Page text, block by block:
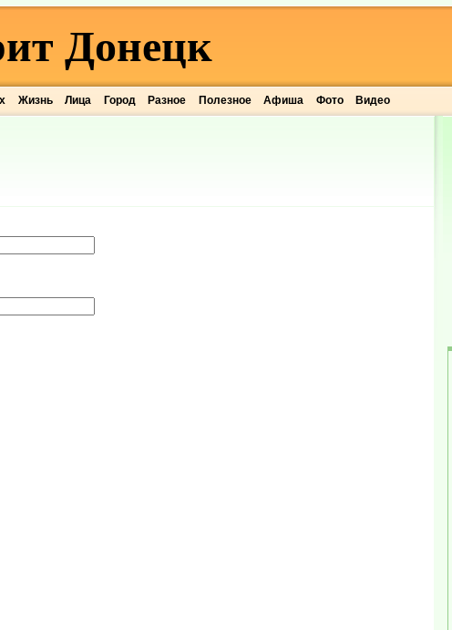
Жизнь Лица Город Разное Полезное Афиша Фото Видео
Донецк